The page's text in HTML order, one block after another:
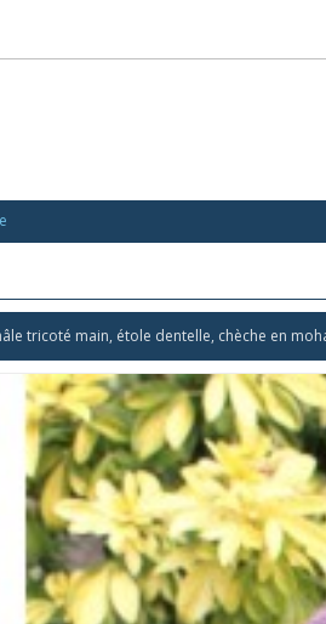
tricoté main, étole dentelle, chèche en